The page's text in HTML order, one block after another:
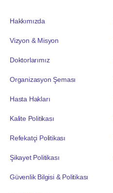
Hakkımızda
Vizyon & Misyon
Doktorlarımız
Organizasyon Şeması
Hasta Hakları
Kalite Politikası
Refekatçi Politikası
Şikayet Politikası
Güvenlik Bilgisi & Politikası